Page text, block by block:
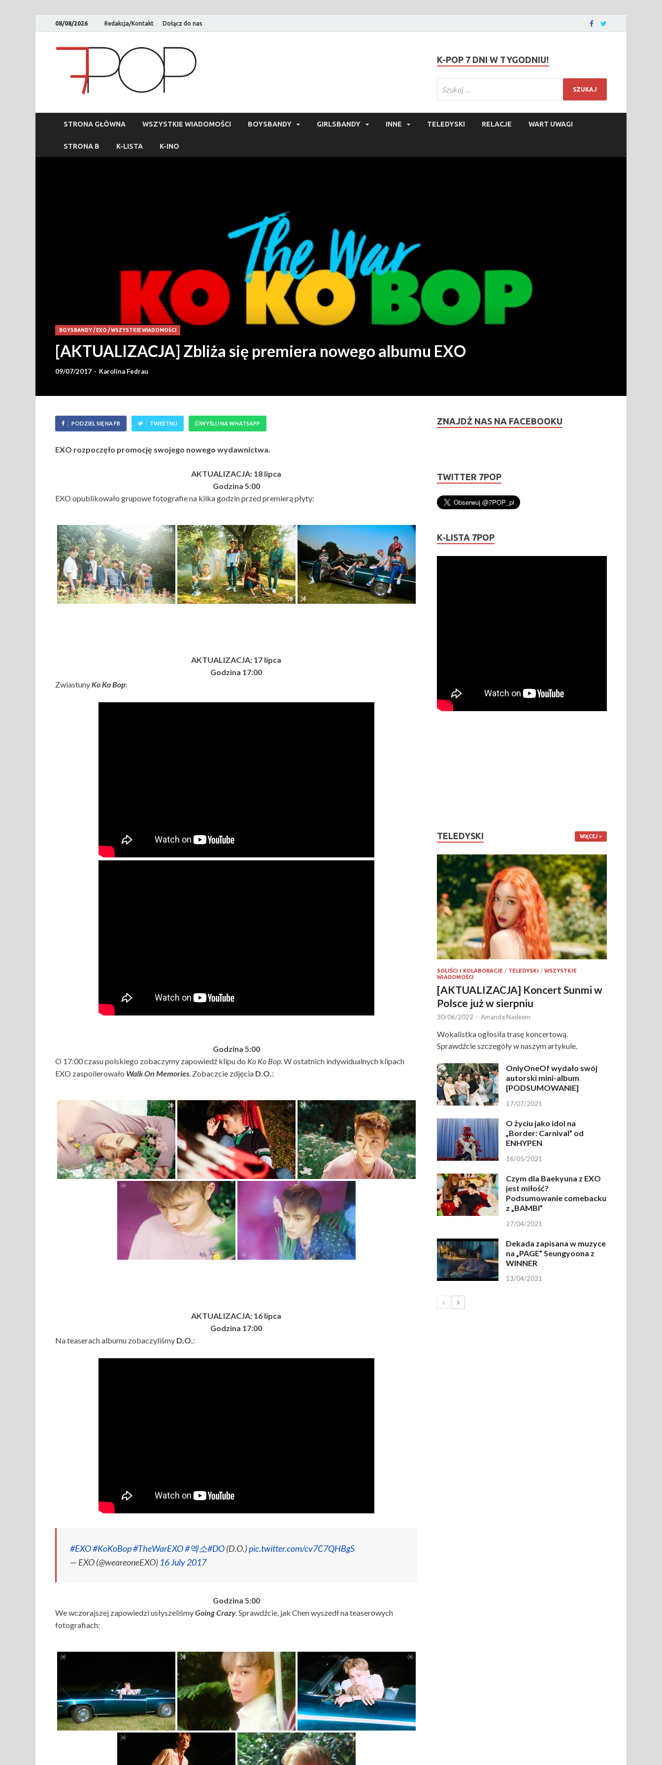
08/08/2026 Redakcja/Kontakt Dołącz do nas
K-POP 7 DNI W TYGODNIU!
STRONA GŁÓWNA WSZYSTKIE WIADOMOŚCI BOYSBANDY GIRLSBANDY INNE TELEDYSKI RELACJE WART UWAGI
STRONA B K-LISTA K-INO
BOYSBANDY/ EXO /WSZYSTKIE WIADOMOŚCI
[AKTUALIZACJA] Zbliża się premiera nowego albumu EXO
09/07/2017 - Karolina Fedrau
PODZIEL SIĘ NA FB TWEETNIJ WYŚLIJ NA WHATSAPP
EXO rozpoczęło promocję swojego nowego wydawnictwa.
AKTUALIZACJA: 18 lipca
Godzina 5:00
EXO opublikowało grupowe fotografie na kilka godzin przed premierą płyty:
AKTUALIZACJA: 17 lipca
Godzina 17:00
ZwiastunyKo Ko Bop:
Godzina 5:00
O 17:00 czasu polskiego zobaczymy zapowiedź klipu do Ko Ko Bop. W ostatnich indywidualnych klipach
EXO zaspoilerowało Walk On Memories. Zobaczcie zdjęcia D.O.:
AKTUALIZACJA: 16 lipca
Godzina 17:00
Na teaserach albumu zobaczyliśmy D.O.:
#EXO#KoKoBop#TheWarEXO#엑소#DO(D.O.)pic.twitter.com/cv7C7QHBgS
— EXO (@weareoneEXO) 16 July 2017
Godzina 5:00
We wczorajszej zapowiedzi usłyszeliśmyGoing Crazy. Sprawdźcie, jak Chen wyszedł na teaserowych
fotografiach:
ZNAJDŹ NAS NA FACEBOOKU
TWITTER 7POP
K-LISTA 7POP
TELEDYSKI WIĘCEJ
SOLIŚCI I KOLABORACJE / TELEDYSKI /WSZYSTKIE
WIADOMOŚCI
[AKTUALIZACJA] Koncert Sunmi w
Polsce już w sierpniu
30/06/2022 - Amanda Nadeem
Wokalistka ogłosiła trasę koncertową.
Sprawdźcie szczegóły w naszym artykule.
OnlyOneOf wydało swój
autorski mini-album
[PODSUMOWANIE]
17/07/2021
O życiu jako idol na
„Border: Carnival” od
ENHYPEN
16/05/2021
Czym dla Baekyuna z EXO
jest miłość?
Podsumowanie comebacku
z „BAMBI”
27/04/2021
Dekada zapisana w muzyce
na „PAGE” Seungyoona z
WINNER
13/04/2021